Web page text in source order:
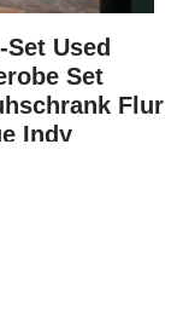
Used
Set
Flur
Indy